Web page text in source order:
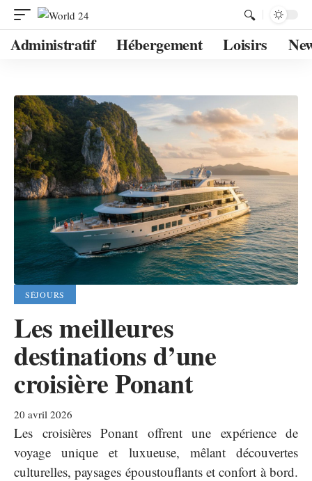
Administratif Hébergement Loisirs
SÉJOURS
Les meilleures
destinations d’une
croisière Ponant
20 avril 2026
Les croisières Ponant offrent une expérience de
voyage unique et luxueuse, mêlant découvertes
culturelles, paysages époustouflants et confort à bord.